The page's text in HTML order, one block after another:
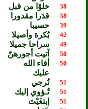
38 خلوْا من قبل
38 قدَرا مقدورا
39 حسيبا
42 بُكرة وأصيلا
49 سراحا جميلا
50 آتيت أجورهنّ
50
أفاء الله
عليك
51 تُرجي
51 تُـؤوي إليك
51 إبتغَيْتَ